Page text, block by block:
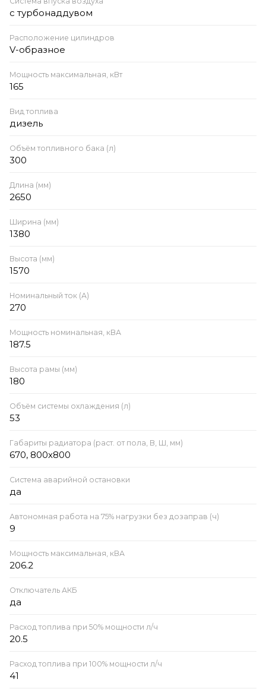
с турбонаддувом
Расположение цилиндров
V-образное
Мощность максимальная, кВт
165
Вид топлива
дизель
Объём топливного бака (л)
300
Длина (мм)
2650
Ширина (мм)
1380
Высота (мм)
1570
Номинальный ток (А)
270
Мощность номинальная, кВА
187.5
Высота рамы (мм)
180
Объём системы охлаждения (л)
53
Габариты радиатора (раст. от пола, В, Ш, мм)
670, 800х800
Система аварийной остановки
да
Автономная работа на 75% нагрузки без дозаправ (ч)
9
Мощность максимальная, кВА
206.2
Отключатель АКБ
да
Расход топлива при 50% мощности л/ч
20.5
Расход топлива при 100% мощности л/ч
41